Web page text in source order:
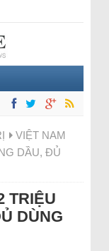
VIỆT NAM
DẦU, ĐỦ
TRIỆU
DÙNG